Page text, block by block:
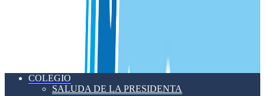
COLEGIO
SALUDA DE LA PRESIDENTA